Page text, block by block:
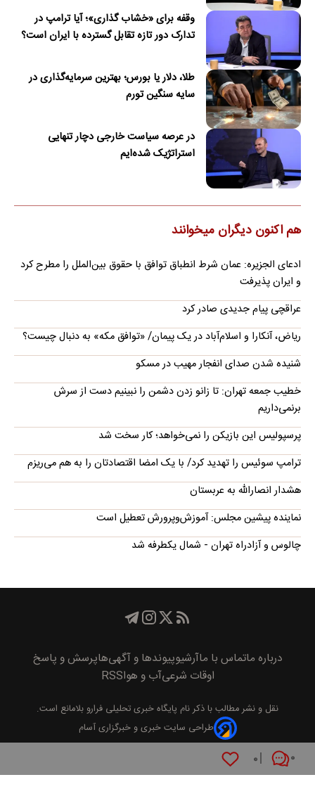
۰ ۰
وقفه برای «خشاب گذاری»؛ آیا ترامپ در
تدارک دور تازه تقابل گسترده با ایران است؟
طلا، دلار یا بورس؛ بهترین سرمایه‌گذاری در
سایه سنگین تورم
در عرصه سیاست خارجی دچار تنهایی
استراتژیک شده‌ایم
هم اکنون دیگران میخوانند
ادعای الجزیره: عمان شرط انطباق توافق با حقوق بین‌الملل را مطرح کرد
و ایران پذیرفت
عراقچی پیام جدیدی صادر کرد
ریاض، آنکارا و اسلام‌آباد در یک پیمان/ «توافق مکه» به دنبال چیست؟
شنیده شدن صدای انفجار مهیب در مسکو
خطیب جمعه تهران: تا زانو زدن دشمن را نبینیم دست از سرش
برنمی‌داریم
پرسپولیس این بازیکن را نمی‌خواهد؛ کار سخت شد
ترامپ سوئیس را تهدید کرد/ با یک امضا اقتصادتان را به هم می‌ریزم
هشدار انصارالله به عربستان
نماینده پیشین مجلس: آموزش‌وپرورش تعطیل است
چالوس و آزادراه تهران - شمال یکطرفه شد
درباره ماتماس با ماآرشیوپیوند‌ها و آگهی‌هاپرسش و پاسخ
اوقات شرعیآب و هواRSS
نقل و نشر مطالب با ذکر نام پايگاه خبری تحليلی فرارو بلامانع است.
طراحی سایت خبری و خبرگزاری آسام